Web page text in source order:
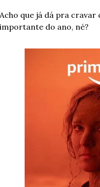
que já dá pra
do ano, né?